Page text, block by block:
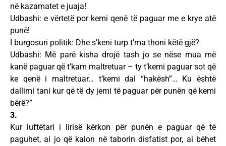
në kazamatet e juaja!
Udbashi: e vërtetë por kemi qenë të paguar me e krye atë
punë!
I burgosuri politik: Dhe s’keni turp t’ma thoni këtë gjë?
Udbashi: Më parë kisha drojë tash jo se nëse mua më
kanë paguar që t’kam maltretuar – ty t’kemi paguar sot që
ke qenë i maltretuar… t’kemi dal “hakësh”… Ku është
dallimi tani kur që të dy jemi të paguar për punën që kemi
bërë?”
3.
Kur luftëtari i lirisë kërkon për punën e paguar që të
paguhet, ai jo që kalon në taborin disfatist por, ai bëhet